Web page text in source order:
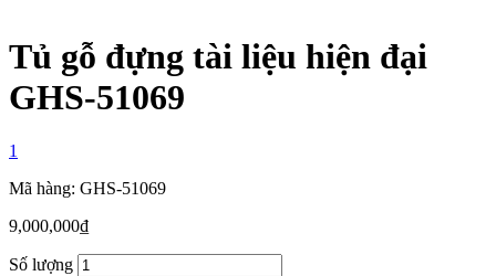
Tủ gỗ đựng tài liệu hiện đại
GHS-51069
1
Mã hàng: GHS-51069
9,000,000₫
Số lượng